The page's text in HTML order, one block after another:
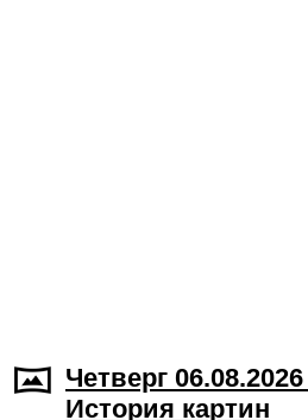
Четверг
История картин